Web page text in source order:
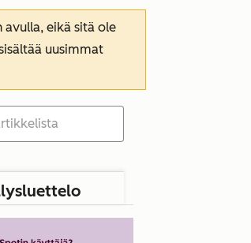
eikä sitä ole
uusimmat